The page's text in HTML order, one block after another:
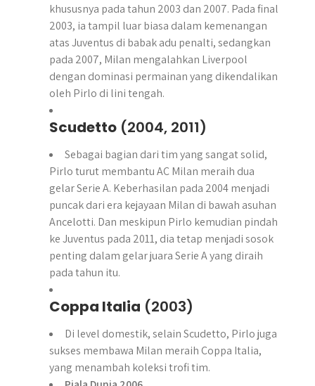
khususnya pada tahun 2003 dan 2007. Pada final
2003, ia tampil luar biasa dalam kemenangan
atas Juventus di babak adu penalti, sedangkan
pada 2007, Milan mengalahkan Liverpool
dengan dominasi permainan yang dikendalikan
oleh Pirlo di lini tengah.
Scudetto (2004, 2011)
Sebagai bagian dari tim yang sangat solid,
Pirlo turut membantu AC Milan meraih dua
gelar Serie A. Keberhasilan pada 2004 menjadi
puncak dari era kejayaan Milan di bawah asuhan
Ancelotti. Dan meskipun Pirlo kemudian pindah
ke Juventus pada 2011, dia tetap menjadi sosok
penting dalam gelar juara Serie A yang diraih
pada tahun itu.
Coppa Italia (2003)
Di level domestik, selain Scudetto, Pirlo juga
sukses membawa Milan meraih Coppa Italia,
yang menambah koleksi trofi tim.